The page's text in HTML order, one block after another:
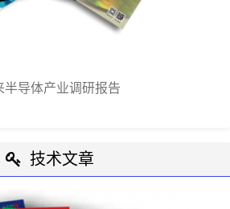
半导体产业调研报告
技术文章